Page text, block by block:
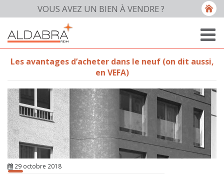
VOUS AVEZ UN BIEN À VENDRE ?
Les avantages d’acheter dans le neuf (on dit aussi,
en VEFA)
29 octobre 2018